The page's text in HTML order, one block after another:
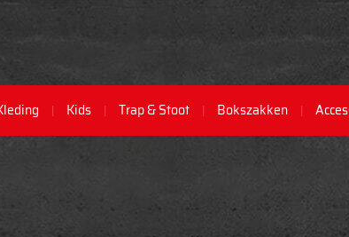
Kids Trap & Stoot Bokszakken